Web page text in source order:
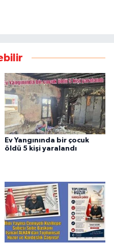
Ev Yangınında bir çocuk
öldü 5 kişi yaralandı